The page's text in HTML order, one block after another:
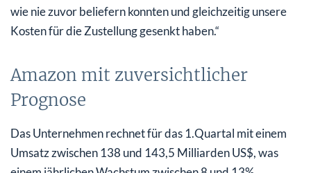
wie nie zuvor beliefern konnten und gleichzeitig unsere
Kosten für die Zustellung gesenkt haben.“
Amazon mit zuversichtlicher
Prognose
Das Unternehmen rechnet für das 1.Quartal mit einem
Umsatz zwischen 138 und 143,5 Milliarden US$, was